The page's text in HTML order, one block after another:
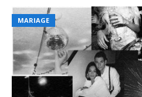
MARIAGE